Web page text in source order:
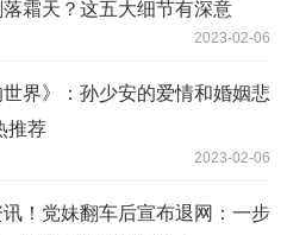
霜天？这五大细节有深意
2023-02-06
世界》：孙少安的爱情和婚姻悲
推荐
2023-02-06
！党妹翻车后宣布退网：一步